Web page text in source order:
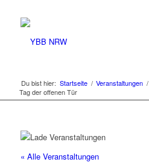
Du bist hier: Startseite / Veranstaltungen /
Tag der offenen Tür
« Alle Veranstaltungen